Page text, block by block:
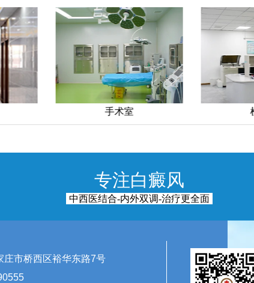
检验科
专注白癜风
中西医结合-内外双调-治疗更全面
庄市桥西区裕华东路7号